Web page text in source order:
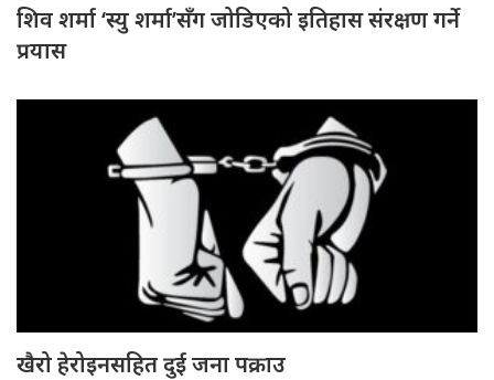
शिव शर्मा ‘स्यु शर्मा’सँग जोडिएको इतिहास संरक्षण गर्ने
प्रयास
खैरो हेरोइनसहित दुई जना पक्राउ